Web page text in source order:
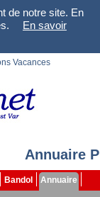
de notre site. En
En savoir
Vacances
Annuaire
Bandol
Annuaire